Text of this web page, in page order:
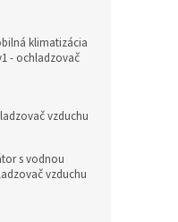
klimatizácia
- ochladzovač
vzduchu
s vodnou
vzduchu